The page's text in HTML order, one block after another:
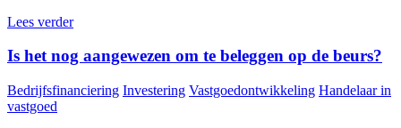
Lees verder
Is het nog aangewezen om te beleggen op de beurs?
Bedrijfsfinanciering Investering Vastgoedontwikkeling Handelaar in
vastgoed